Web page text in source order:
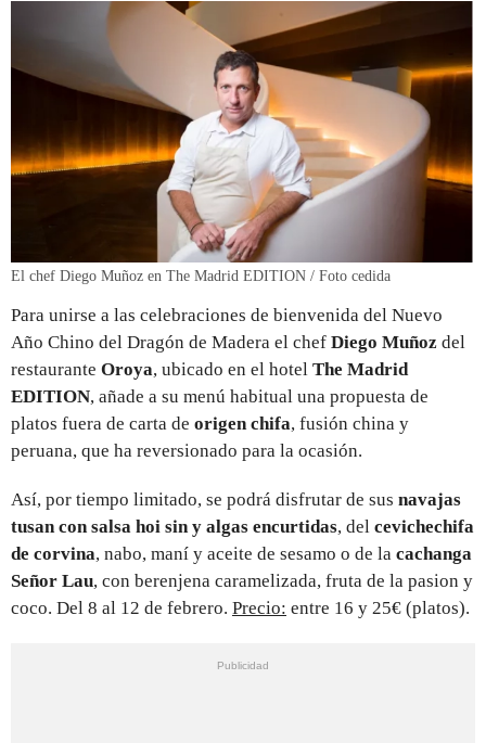
El chef Diego Muñoz en The Madrid EDITION / Foto cedida
Para unirse a las celebraciones de bienvenida del Nuevo
Año Chino del Dragón de Madera el chef Diego Muñoz del
restaurante Oroya, ubicado en el hotel The Madrid
EDITION, añade a su menú habitual una propuesta de
platos fuera de carta de origen chifa, fusión china y
peruana, que ha reversionado para la ocasión.
Así, por tiempo limitado, se podrá disfrutar de sus navajas
tusan con salsa hoi sin y algas encurtidas, del cevichechifa
de corvina, nabo, maní y aceite de sesamo o de la cachanga
Señor Lau, con berenjena caramelizada, fruta de la pasion y
coco. Del 8 al 12 de febrero. Precio: entre 16 y 25€ (platos).